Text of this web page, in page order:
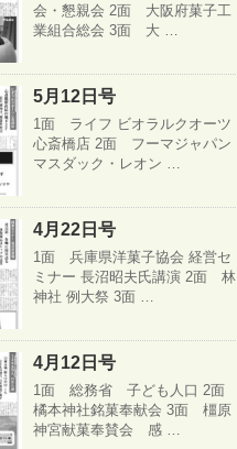
会・懇親会 2面 大阪府菓子工
業組合総会 3面 大 …
5月12日号
1面 ライフ ビオラルクオーツ
心斎橋店 2面 フーマジャパン
マスダック・レオン …
4月22日号
1面 兵庫県洋菓子協会 経営セ
ミナー 長沼昭夫氏講演 2面 林
神社 例大祭 3面 …
4月12日号
1面 総務省 子ども人口 2面
橘本神社銘菓奉献会 3面 橿原
神宮献菓奉賛会 感 …